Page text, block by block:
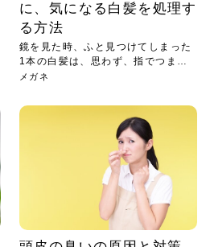
に、気になる白髪を処理す
る方法
鏡を見た時、ふと見つけてしまった
1本の白髪は、思わず、指でつまん
で抜...
メガネ